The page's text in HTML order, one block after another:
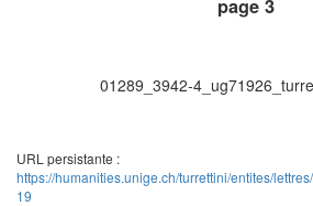
page 3
01289_3942-
URL persistante :
https://humanities.unige.ch/turrettini/entites/
19